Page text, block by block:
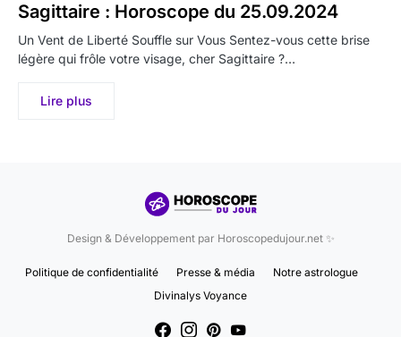
Sagittaire : Horoscope du 25.09.2024
Un Vent de Liberté Souffle sur Vous Sentez-vous cette brise
légère qui frôle votre visage, cher Sagittaire ?…
Lire plus
Design & Développement par Horoscopedujour.net ✨
Politique de confidentialité Presse & média
Notre astrologue
Divinalys Voyance